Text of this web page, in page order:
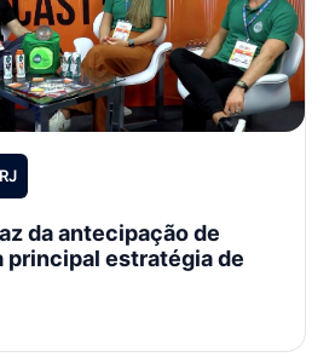
da antecipação de
principal estratégia de